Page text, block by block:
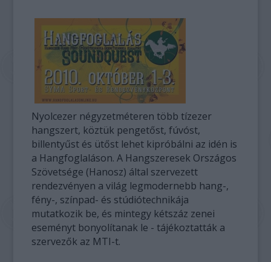
Nyolcezer négyzetméteren több tízezer
hangszert, köztük pengetőst, fúvóst,
billentyűst és ütőst lehet kipróbálni az idén is
a Hangfoglaláson. A Hangszeresek Országos
Szövetsége (Hanosz) által szervezett
rendezvényen a világ legmodernebb hang-,
fény-, színpad- és stúdiótechnikája
mutatkozik be, és mintegy kétszáz zenei
eseményt bonyolítanak le - tájékoztatták a
szervezők az MTI-t.